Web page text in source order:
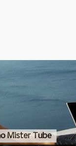
Mister Tube